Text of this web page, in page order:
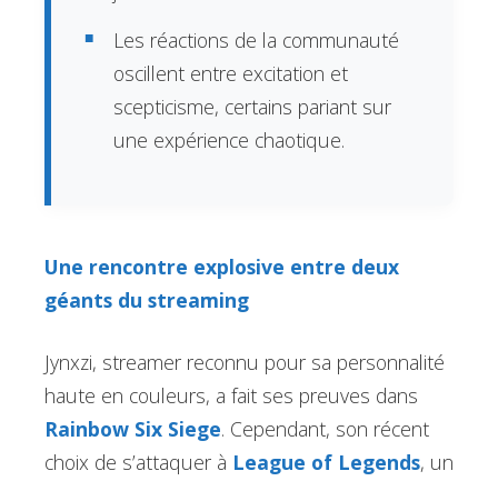
Les réactions de la communauté
oscillent entre excitation et
scepticisme, certains pariant sur
une expérience chaotique.
Une rencontre explosive entre deux
géants du streaming
Jynxzi, streamer reconnu pour sa personnalité
haute en couleurs, a fait ses preuves dans
Rainbow Six Siege. Cependant, son récent
choix de s’attaquer à League of Legends, un